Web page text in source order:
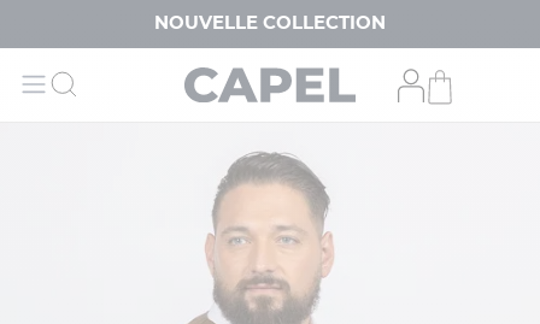
NOUVELLE COLLECTION